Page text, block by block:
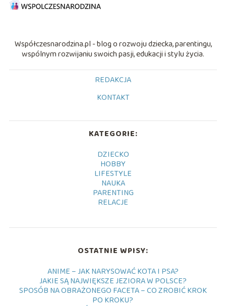
Współczesnarodzina.pl - blog o rozwoju dziecka, parentingu,
wspólnym rozwijaniu swoich pasji, edukacji i stylu życia.
REDAKCJA
KONTAKT
KATEGORIE:
DZIECKO
HOBBY
LIFESTYLE
NAUKA
PARENTING
RELACJE
OSTATNIE WPISY:
ANIME – JAK NARYSOWAĆ KOTA I PSA?
JAKIE SĄ NAJWIĘKSZE JEZIORA W POLSCE?
SPOSÓB NA OBRAŻONEGO FACETA – CO ZROBIĆ KROK
PO KROKU?